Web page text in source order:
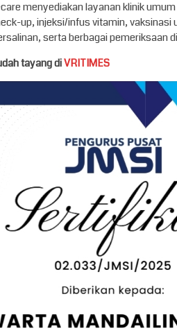
menyediakan layanan klinik
up, injeksi/infus vitamin, vaksinasi
serta berbagai pemeriksaan
tayang diVRITIMES